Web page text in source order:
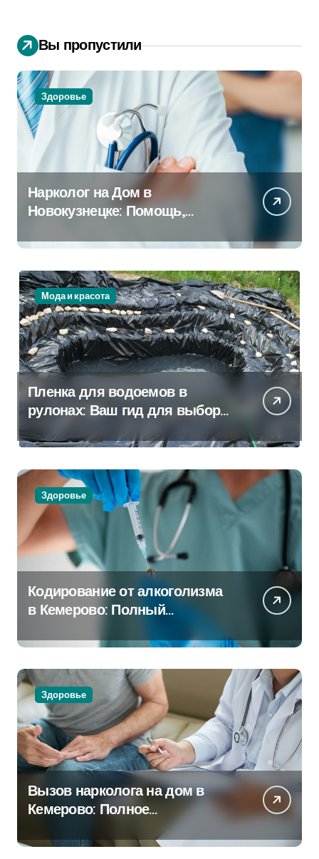
Вы пропустили
Здоровье
Нарколог на Дом в
Новокузнецке: Помощь,
Мода и красота
Пленка для водоемов в
рулонах: Ваш гид для выбора
и применения
Здоровье
Кодирование от алкоголизма
в Кемерово: Полный
Здоровье
Вызов нарколога на дом в
Кемерово: Полное